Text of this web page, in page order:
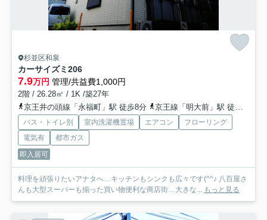
杉並区和泉
カーサイズミ 206
7.9万円 管理/共益費1,000円
2階 / 26.28㎡ / 1K /築27年
京王井の頭線「永福町」駅 徒歩8分
京王線「明大前」駅 徒歩23分
バス・トイレ別 室内洗濯機置場 エアコン
フローリング
電気有
都市ガス
即入居可
料理を頑張りたいアナタへ…キッチンもシンクも広々です(^^♪ 八百屋さ
んも大型スーパーも揃った買い物便利な商店街…大きな...
もっと見る